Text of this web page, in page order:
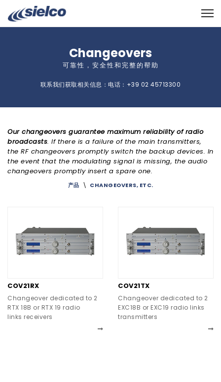
Changeovers
可靠性，安全性和完整的帮助
联系我们获取相关信息：电话：+39 02 45713300
Our changeovers guarantee maximum reliability of radio
broadcasts. If there is a failure of the main transmitters,
the RF changeovers promptly switch the backup devices. In
the event that the modulating signal is missing, the audio
changeovers promptly insert a spare one.
产品 \ CHANGEOVERS, ETC.
COV21RX
Changeover dedicated to 2
RTX 18B or RTX 19 radio
links receivers
COV21TX
Changeover dedicated to 2
EXC18B or EXC19 radio links
transmitters